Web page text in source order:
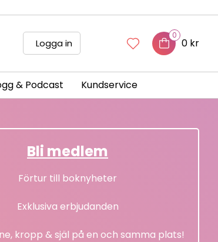
Logga in
0
0 kr
& Podcast Kundservice
Bli medlem
Förtur till boknyheter
Exklusiva erbjudanden
kropp & själ på en och samma plats!